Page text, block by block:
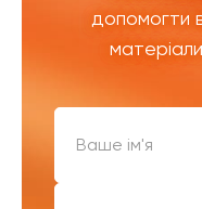
допомогти